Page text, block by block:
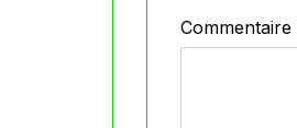
Commentaire